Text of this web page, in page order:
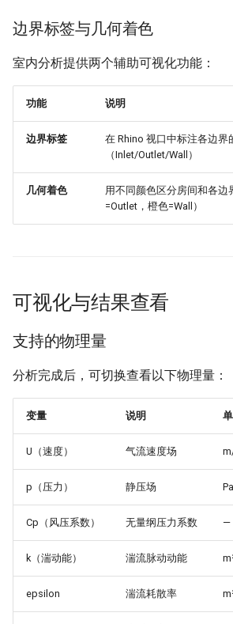
边界标签与几何着色
室内分析提供两个辅助可视化功能：
功能 说明
边界标签
在 Rhino 视口中标注各边界
（Inlet/Outlet/Wall）
几何着色
用不同颜色区分房间和各边
=Outlet，橙色=Wall）
可视化与结果查看
支持的物理量
分析完成后，可切换查看以下物理量：
变量 说明
U（速度） 气流速度场
p（压力） 静压场 Pa
Cp（风压系数） 无量纲压力系数 —
k（湍动能） 湍流脉动动能
epsilon 湍流耗散率